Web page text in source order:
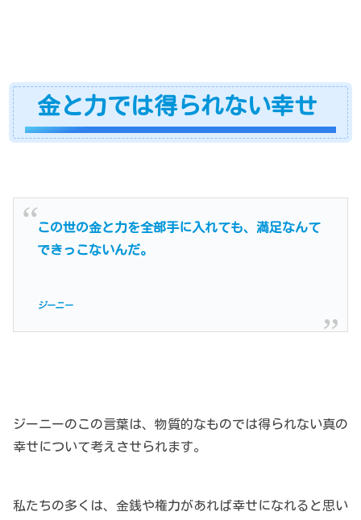
金と力では得られない幸せ
この世の金と力を全部手に入れても、満足なんて
できっこないんだ。
ジーニー
ジーニーのこの言葉は、物質的なものでは得られない真の
幸せについて考えさせられます。
私たちの多くは、金銭や権力があれば幸せになれると思い